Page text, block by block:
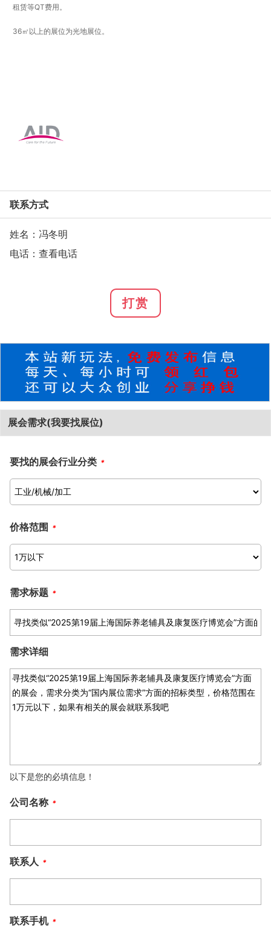
租赁等QT费用。
36㎡以上的展位为光地展位。
联系方式
姓名：冯冬明
电话： 查看电话
打赏
展会需求(我要找展位)
要找的展会行业分类 *
价格范围 *
需求标题 *
需求详细
以下是您的必填信息！
公司名称 *
联系人 *
联系手机 *